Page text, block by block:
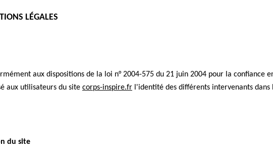
LÉGALES
aux dispositions de la loi n° 2004-575 du 21 juin 2004 pour la confiance
aux utilisateurs du site corps-inspire.fr l'identité des différents intervenants
du site